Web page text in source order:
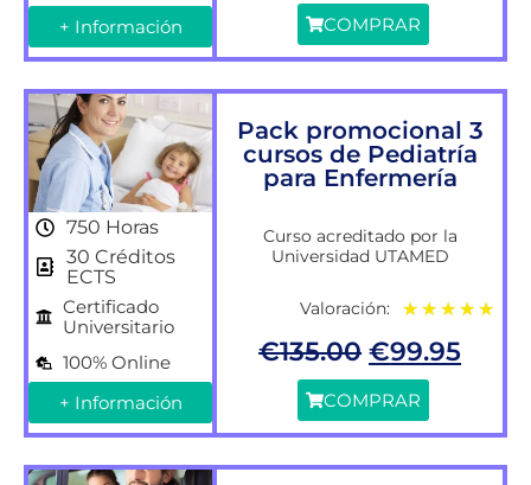
+ Información
COMPRAR
750 Horas
30 Créditos
ECTS
Certificado
Universitario
100% Online
+ Información
Pack promocional 3
cursos de Pediatría
para Enfermería
Curso acreditado por la
Universidad UTAMED
Valoración: ★ ★ ★ ★ ★
€135.00 €99.95
COMPRAR